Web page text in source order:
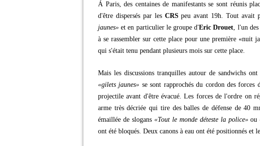
Á Paris, des centaines de manifestants se sont réunis
d'être dispersés par les CRSpeu avant 19h. Tout avait
jaunes» et en particulier le groupe d'Eric Drouet, l'un des
à se rassembler sur cette place pour une première «nuit
qui s'était tenu pendant plusieurs mois sur cette place.
Mais les discussions tranquilles autour de sandwichs
«gilets jaunes» se sont rapprochés du cordon des
projectile avant d'être évacué. Les forces de l'ordre on
arme très décriée qui tire des balles de défense de 40
émaillée de slogans «Tout le monde déteste la police»ou
ont été bloqués. Deux canons à eau ont été positionnés et